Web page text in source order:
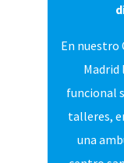
En nuestro
Madrid
funcional
talleres,
una